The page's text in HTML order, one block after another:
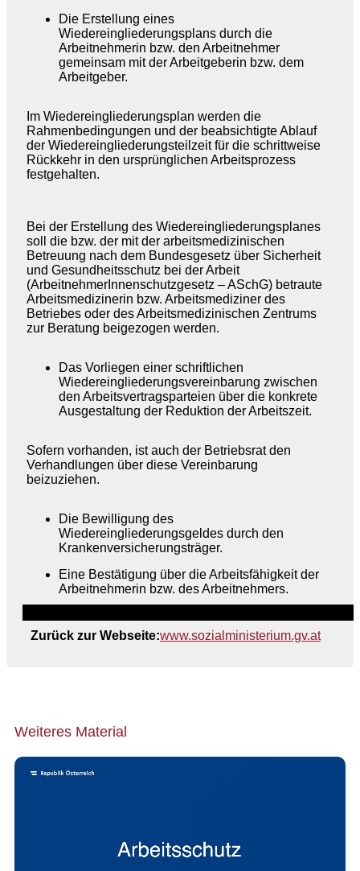
Die Erstellung eines
Wiedereingliederungsplans durch die
Arbeitnehmerin bzw. den Arbeitnehmer
gemeinsam mit der Arbeitgeberin bzw. dem
Arbeitgeber.
Im Wiedereingliederungsplan werden die
Rahmenbedingungen und der beabsichtigte Ablauf
der Wiedereingliederungsteilzeit für die schrittweise
Rückkehr in den ursprünglichen Arbeitsprozess
festgehalten.
Bei der Erstellung des Wiedereingliederungsplanes
soll die bzw. der mit der arbeitsmedizinischen
Betreuung nach dem Bundesgesetz über Sicherheit
und Gesundheitsschutz bei der Arbeit
(ArbeitnehmerInnenschutzgesetz – ASchG) betraute
Arbeitsmedizinerin bzw. Arbeitsmediziner des
Betriebes oder des Arbeitsmedizinischen Zentrums
zur Beratung beigezogen werden.
Das Vorliegen einer schriftlichen
Wiedereingliederungsvereinbarung zwischen
den Arbeitsvertragsparteien über die konkrete
Ausgestaltung der Reduktion der Arbeitszeit.
Sofern vorhanden, ist auch der Betriebsrat den
Verhandlungen über diese Vereinbarung
beizuziehen.
Die Bewilligung des
Wiedereingliederungsgeldes durch den
Krankenversicherungsträger.
Eine Bestätigung über die Arbeitsfähigkeit der
Arbeitnehmerin bzw. des Arbeitnehmers.
Zurück zur Webseite:www.sozialministerium.gv.at
Weiteres Material